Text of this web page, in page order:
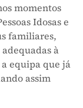
momentos
Idosas e
familiares,
à
equipa que já
assim